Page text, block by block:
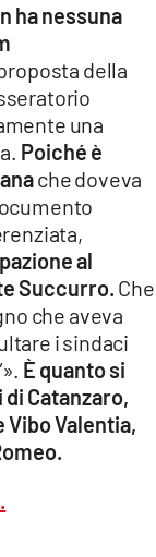
ha nessuna
della
una
Poiché è
che doveva
al
Succurro. Che
che aveva
i sindaci
È quanto si
Catanzaro,
Vibo Valentia,